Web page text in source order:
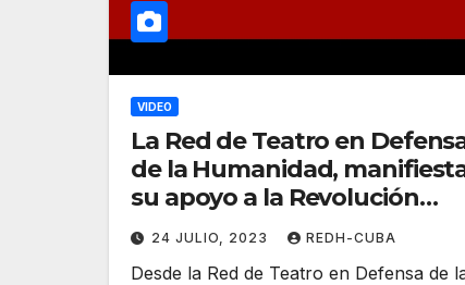
VIDEO
La Red de Teatro en
de la Humanidad,
su apoyo a la Revolución
Cubana, a su heroico pueblo
y a sus artistas. (Videos)
24 JULIO, 2023 REDH-CUBA
Desde la Red de Teatro en Defensa de